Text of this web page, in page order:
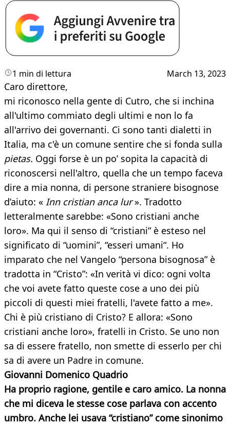
1 min di lettura March 13, 2023
Caro direttore,
mi riconosco nella gente di Cutro, che si inchina
all'ultimo commiato degli ultimi e non lo fa
all'arrivo dei governanti. Ci sono tanti dialetti in
Italia, ma c'è un comune sentire che si fonda sulla
pietas. Oggi forse è un po’ sopita la capacità di
riconoscersi nell'altro, quella che un tempo faceva
dire a mia nonna, di persone straniere bisognose
d’aiuto: « Inn cristian anca lur». Tradotto
letteralmente sarebbe: «Sono cristiani anche
loro». Ma qui il senso di “cristiani” è esteso nel
significato di “uomini”, “esseri umani“. Ho
imparato che nel Vangelo “persona bisognosa” è
tradotta in “Cristo”: «In verità vi dico: ogni volta
che voi avete fatto queste cose a uno dei più
piccoli di questi miei fratelli, l'avete fatto a me».
Chi è più cristiano di Cristo? E allora: «Sono
cristiani anche loro», fratelli in Cristo. Se uno non
sa di essere fratello, non smette di esserlo per chi
sa di avere un Padre in comune.
Giovanni Domenico Quadrio
Ha proprio ragione, gentile e caro amico. La nonna
che mi diceva le stesse cose parlava con accento
umbro. Anche lei usava “cristiano” come sinonimo